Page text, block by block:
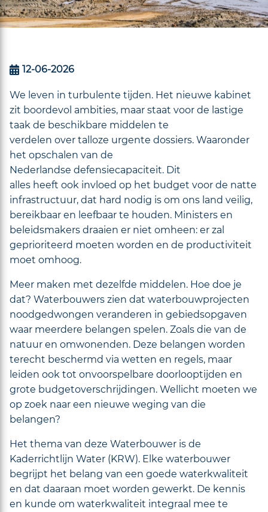
12-06-2026
We leven in turbulente tijden. Het nieuwe kabinet
zit boordevol ambities, maar staat voor de lastige
taak de beschikbare middelen te
verdelen over talloze urgente dossiers. Waaronder
het opschalen van de
Nederlandse defensiecapaciteit. Dit
alles heeft ook invloed op het budget voor de natte
infrastructuur, dat hard nodig is om ons land veilig,
bereikbaar en leefbaar te houden. Ministers en
beleidsmakers draaien er niet omheen: er zal
geprioriteerd moeten worden en de productiviteit
moet omhoog.
Meer maken met dezelfde middelen. Hoe doe je
dat? Waterbouwers zien dat waterbouwprojecten
noodgedwongen veranderen in gebiedsopgaven
waar meerdere belangen spelen. Zoals die van de
natuur en omwonenden. Deze belangen worden
terecht beschermd via wetten en regels, maar
leiden ook tot onvoorspelbare doorlooptijden en
grote budgetoverschrijdingen. Wellicht moeten we
op zoek naar een nieuwe weging van die
belangen?
Het thema van deze Waterbouwer is de
Kaderrichtlijn Water (KRW). Elke waterbouwer
begrijpt het belang van een goede waterkwaliteit
en dat daaraan moet worden gewerkt. De kennis
en kunde om waterkwaliteit integraal mee te